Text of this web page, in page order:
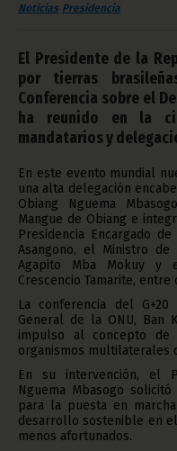
Noticias Presidencia
El Presidente de la
por tierras
Conferencia sobre el
ha reunido en la
mandatarios y
En este evento mundial
una alta delegación
Obiang Nguema
Mangue de Obiang e
Presidencia Encargado
Asangono, el Ministro de
Agapito Mba Mokuy y
Crescencio Tamarite, entre
La conferencia del
General de la ONU, Ban
impulso al concepto
organismos multilaterales
En su intervención, el
Nguema Mbasogo
para la puesta en
desarrollo sostenible en
menos afortunados.